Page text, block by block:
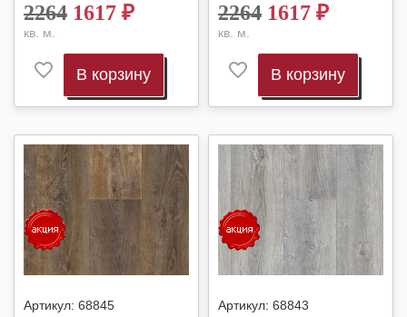
2264 1617 ₽
кв. м.
В корзину
2264 1617 ₽
кв. м.
В корзину
Артикул: 68845 Артикул: 68843